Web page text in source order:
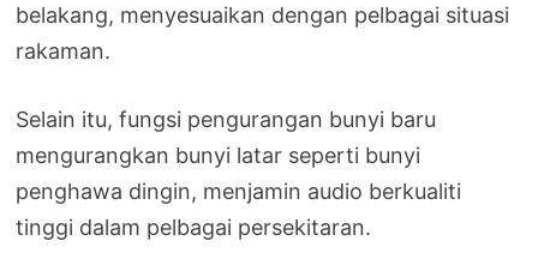
belakang, menyesuaikan dengan pelbagai situasi
rakaman.
Selain itu, fungsi pengurangan bunyi baru
mengurangkan bunyi latar seperti bunyi
penghawa dingin, menjamin audio berkualiti
tinggi dalam pelbagai persekitaran.